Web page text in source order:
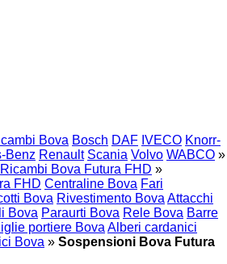
Bova Bosch DAF IVECO Knorr-
Benz Renault Scania Volvo WABCO »
Ricambi Bova Futura FHD »
FHD Centraline Bova Fari
Bova Rivestimento Bova Attacchi
Bova Paraurti Bova Rele Bova Barre
portiere Bova Alberi cardanici
Bova » Sospensioni Bova Futura